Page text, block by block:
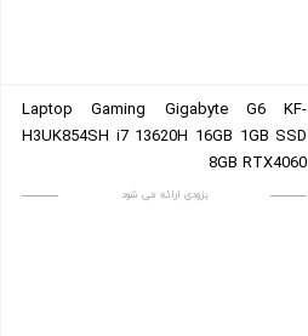
Laptop Gaming Gigabyte G6 KF-
H3UK854SH i7 13620H 16GB 1GB SSD
8GB RTX4060
بزودی ارائه می شود